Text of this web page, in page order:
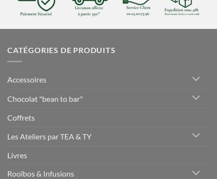
CATÉGORIES DE PRODUITS
Accessoires
Chocolat "bean to bar"
Coffrets
Les Ateliers par TEA & TY
Livres
Rooïbos & Infusions